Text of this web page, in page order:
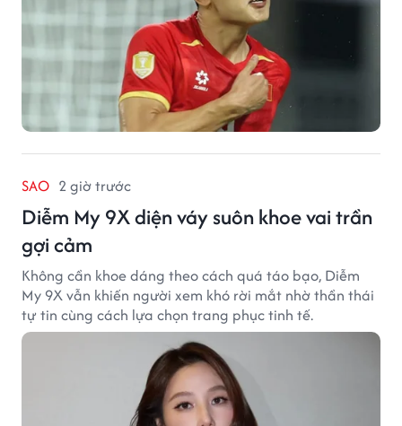
SAO 2 giờ trước
Diễm My 9X diện váy suôn khoe vai trần
gợi cảm
Không cần khoe dáng theo cách quá táo bạo, Diễm
My 9X vẫn khiến người xem khó rời mắt nhờ thần thái
tự tin cùng cách lựa chọn trang phục tinh tế.